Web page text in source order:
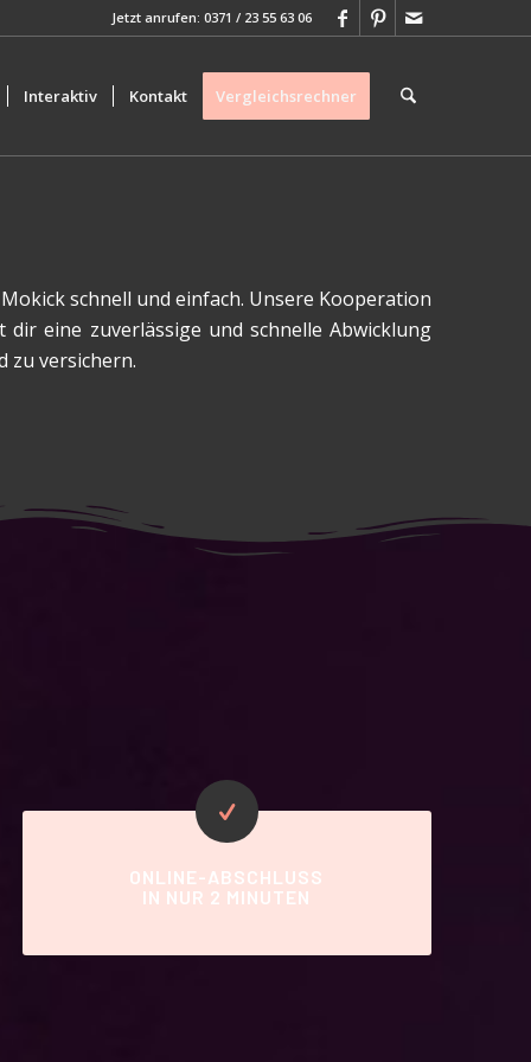
Jetzt anrufen: 0371 / 23 55 63 06
Interaktiv Kontakt Vergleichsrechner
schnell und einfach. Unsere Kooperation
eine zuverlässige und schnelle Abwicklung
zu versichern.
ONLINE-ABSCHLUSS
IN NUR 2 MINUTEN